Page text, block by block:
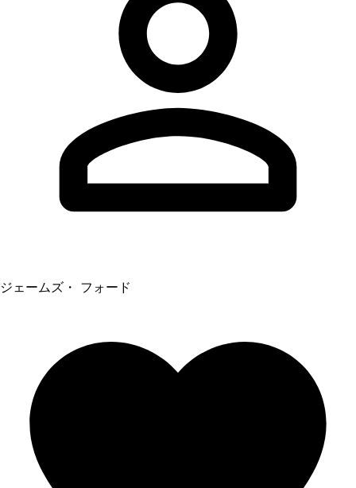
ジェームズ・ フォード